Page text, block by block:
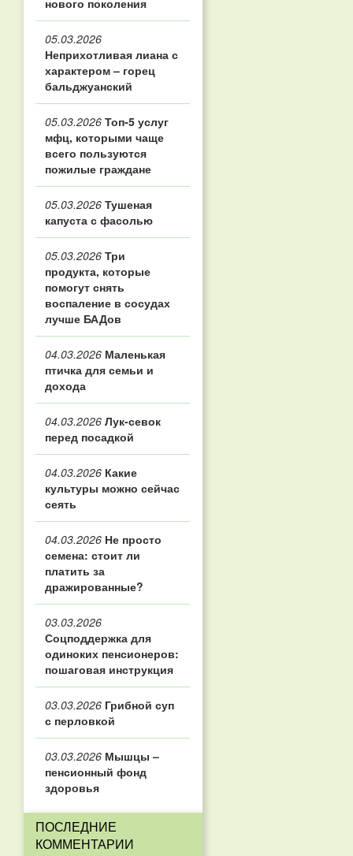
нового поколения
05.03.2026
Неприхотливая лиана с
характером – горец
бальджуанский
05.03.2026 Топ‑5 услуг
мфц, которыми чаще
всего пользуются
пожилые граждане
05.03.2026 Тушеная
капуста с фасолью
05.03.2026 Три
продукта, которые
помогут снять
воспаление в сосудах
лучше БАДов
04.03.2026 Маленькая
птичка для семьи и
дохода
04.03.2026 Лук-севок
перед посадкой
04.03.2026 Какие
культуры можно сейчас
сеять
04.03.2026 Не просто
семена: стоит ли
платить за
дражированные?
03.03.2026
Соцподдержка для
одиноких пенсионеров:
пошаговая инструкция
03.03.2026 Грибной суп
с перловкой
03.03.2026 Мышцы –
пенсионный фонд
здоровья
ПОСЛЕДНИЕ
КОММЕНТАРИИ